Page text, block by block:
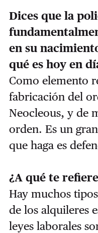
Dices que la
en su
qué es hoy en
Como elemento
fabricación del
Neocleous, y de
orden. Es un
que haga es
¿A qué te
Hay muchos
de los alquileres
leyes laborales